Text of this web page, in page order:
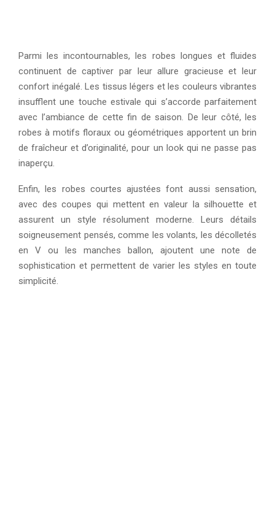
Parmi les incontournables, les robes longues et fluides
continuent de captiver par leur allure gracieuse et leur
confort inégalé. Les tissus légers et les couleurs vibrantes
insufflent une touche estivale qui s’accorde parfaitement
avec l’ambiance de cette fin de saison. De leur côté, les
robes à motifs floraux ou géométriques apportent un brin
de fraîcheur et d’originalité, pour un look qui ne passe pas
inaperçu.
Enfin, les robes courtes ajustées font aussi sensation,
avec des coupes qui mettent en valeur la silhouette et
assurent un style résolument moderne. Leurs détails
soigneusement pensés, comme les volants, les décolletés
en V ou les manches ballon, ajoutent une note de
sophistication et permettent de varier les styles en toute
simplicité.